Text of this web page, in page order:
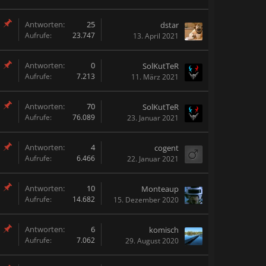
Antworten: 25
Aufrufe: 23.747
dstar
13. April 2021
Antworten: 0
Aufrufe: 7.213
SolKutTeR
11. März 2021
Antworten: 70
Aufrufe: 76.089
SolKutTeR
23. Januar 2021
Antworten: 4
Aufrufe: 6.466
cogent
22. Januar 2021
Antworten: 10
Aufrufe: 14.682
Monteaup
15. Dezember 2020
Antworten: 6
Aufrufe: 7.062
komisch
29. August 2020